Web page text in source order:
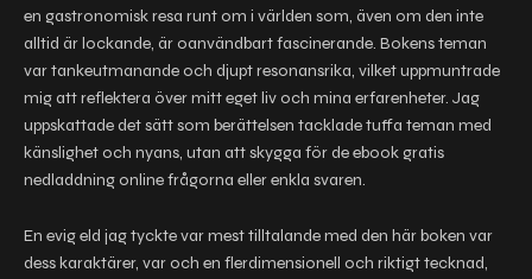
en gastronomisk resa runt om i världen som, även om den inte
alltid är lockande, är oanvändbart fascinerande. Bokens teman
var tankeutmanande och djupt resonansrika, vilket uppmuntrade
mig att reflektera över mitt eget liv och mina erfarenheter. Jag
uppskattade det sätt som berättelsen tacklade tuffa teman med
känslighet och nyans, utan att skygga för de ebook gratis
nedladdning online frågorna eller enkla svaren.
En evig eld jag tyckte var mest tilltalande med den här boken var
dess karaktärer, var och en flerdimensionell och riktigt tecknad,